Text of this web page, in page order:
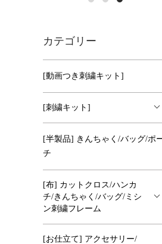
カテゴリー
[動画つき刺繍キット]
[刺繍キット]
[半製品] きんちゃく/バッグ/ポ
チ
[布] カットクロス/ハンカ
チ/きんちゃく/バッグ/ミシ
ン刺繍フレーム
[お仕立て] アクセサリー/